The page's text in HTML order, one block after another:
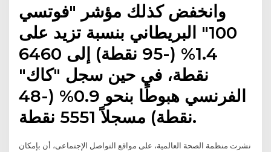
وانخفض كذلك مؤشر "فوتسي
100" البريطاني بنسبة تزيد على
1.4% (-95 نقطة) إلى 6460
نقطة، في حين سجل "كاك"
الفرنسي هبوطًا بنحو 0.9% (-48
نقطة) مسجلاً 5551 نقطة.
نشرت منظمة الصحة العالمية، على مواقع التواصل الإجتماعى، أن بإمكان